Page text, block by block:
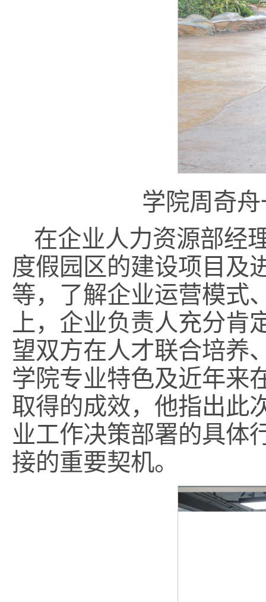
学院周奇
在企业人力资源部经
度假园区的建设项目及
等，了解企业运营模式
上，企业负责人充分肯
望双方在人才联合培养
学院专业特色及近年来
取得的成效，他指出此
业工作决策部署的具体
接的重要契机。